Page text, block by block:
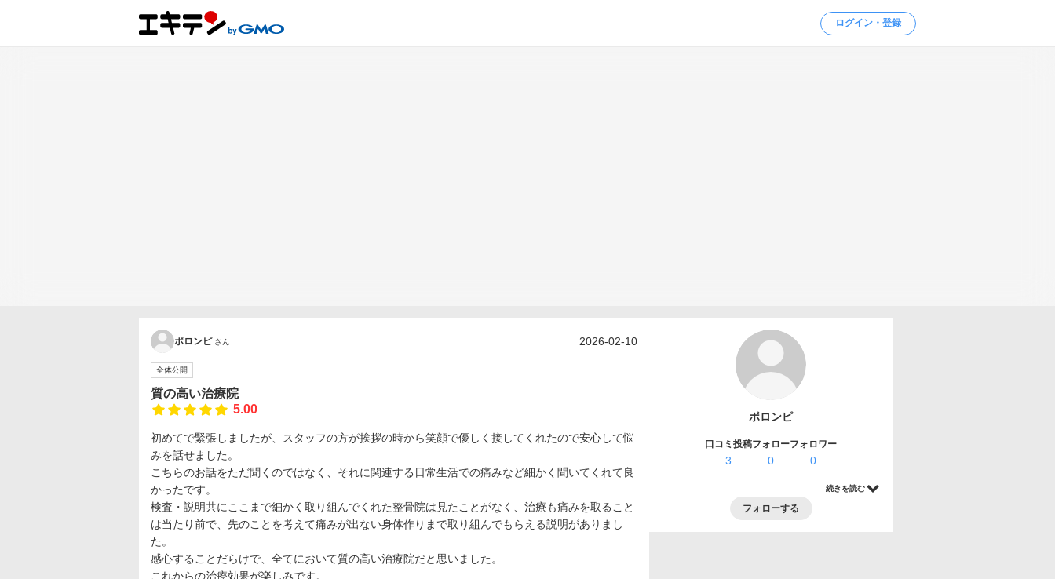
ログイン・登録
ポロンピ さん 2026-02-10
全体公開
質の高い治療院
5.00
初めてで緊張しましたが、スタッフの方が挨拶の時から笑顔で優しく接してくれたので安心して悩
みを話せました。
こちらのお話をただ聞くのではなく、それに関連する日常生活での痛みなど細かく聞いてくれて良
かったです。
検査・説明共にここまで細かく取り組んでくれた整骨院は見たことがなく、治療も痛みを取ること
は当たり前で、先のことを考えて痛みが出ない身体作りまで取り組んでもらえる説明がありまし
た。
感心することだらけで、全てにおいて質の高い治療院だと思いました。
これからの治療効果が楽しみです。
ポロンピ
口コミ投稿
3
フォロー
0
フォロワー
0
続きを読む
フォローする